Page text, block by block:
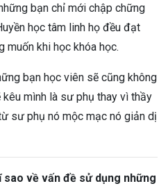
bạn chỉ mới chập chững
học tâm linh họ đều đạt
muốn khi học khóa học.
bạn học viên sẽ cũng không
mình là sư phụ thay vì thầy
sư phụ nó mộc mạc nó giản dị
sao về vấn đề sử dụng những